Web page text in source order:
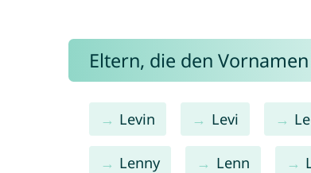
Eltern, die den
Levin Levi
Lenny Lenn